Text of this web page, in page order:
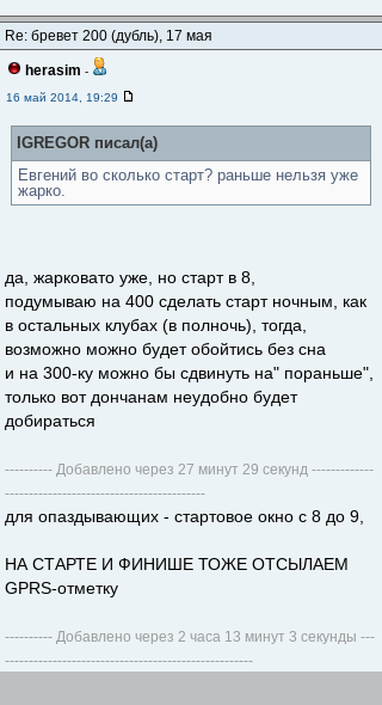
Re: бревет 200 (дубль), 17 мая
herasim -
16 май 2014, 19:29
IGREGOR писал(а)
Евгений во сколько старт? раньше нельзя уже
жарко.
да, жарковато уже, но старт в 8,
подумываю на 400 сделать старт ночным, как
в остальных клубах (в полночь), тогда,
возможно можно будет обойтись без сна
и на 300-ку можно бы сдвинуть на" пораньше",
только вот дончанам неудобно будет
добираться
---------- Добавлено через 27 минут 29 секунд -------------
------------------------------------------
для опаздывающих - стартовое окно с 8 до 9,
НА СТАРТЕ И ФИНИШЕ ТОЖЕ ОТСЫЛАЕМ
GPRS-отметку
---------- Добавлено через 2 часа 13 минут 3 секунды ---
----------------------------------------------------